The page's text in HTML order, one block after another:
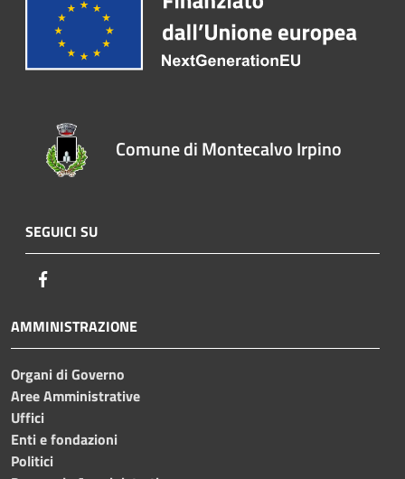
Comune di Montecalvo Irpino
SEGUICI SU
AMMINISTRAZIONE
Organi di Governo
Aree Amministrative
Uffici
Enti e fondazioni
Politici